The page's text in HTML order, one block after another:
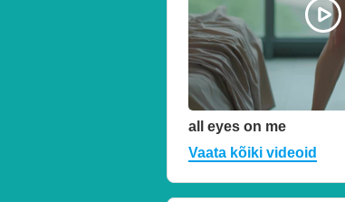
all eyes on me
Vaata kõiki videoid